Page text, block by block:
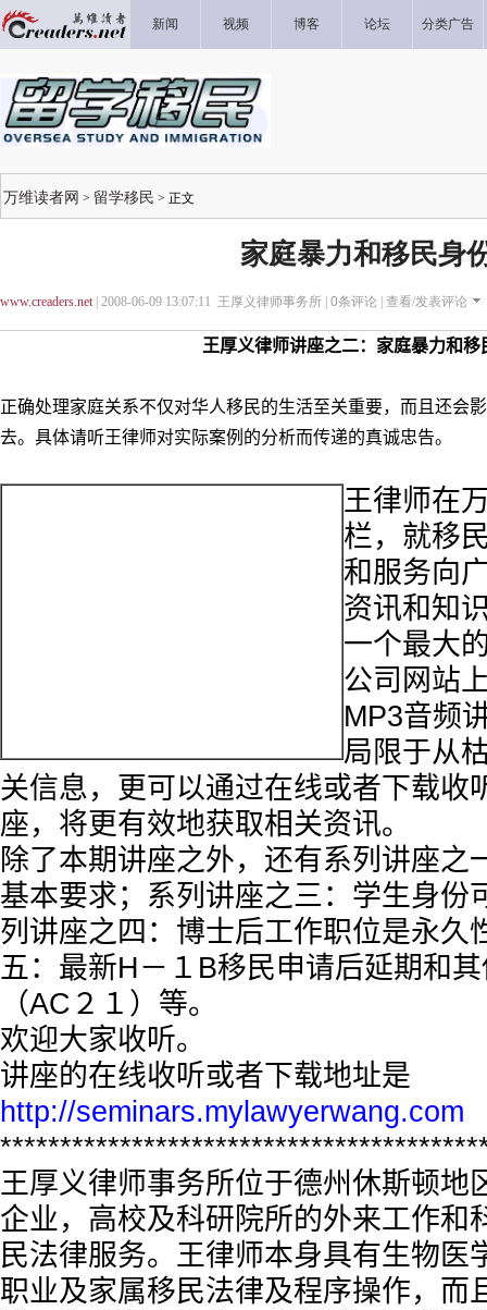
新闻 视频 博客 论坛 分类广告
万维读者网 > 留学移民 > 正文
家庭暴力和移民身
www.creaders.net| 2008-06-09 13:07:11 王厚义律师事务所 | 0条评论 | 查看/发表评论
王厚义律师讲座之二：家庭暴力和移
正确处理家庭关系不仅对华人移民的生活至关重要，而且还会
去。具体请听王律师对实际案例的分析而传递的真诚忠告。
王律师在
栏，就移
和服务向
资讯和知
一个最大
公司网站
MP3音频
局限于从
关信息，更可以通过在线或者下载收
座，将更有效地获取相关资讯。
除了本期讲座之外，还有系列讲座之
基本要求；系列讲座之三：学生身份
列讲座之四：博士后工作职位是永久
五：最新H－１B移民申请后延期和
（AC２１）等。
欢迎大家收听。
讲座的在线收听或者下载地址是
http://seminars.mylawyerwang.com
王厚义律师事务所位于德州休斯顿地
企业，高校及科研院所的外来工作和
民法律服务。王律师本身具有生物医
职业及家属移民法律及程序操作，而